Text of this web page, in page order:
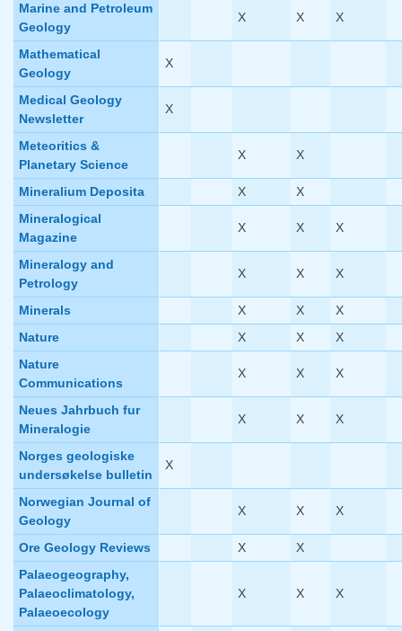
Marine and Petroleum
Geology
X X X
Mathematical
Geology
X
Medical Geology
Newsletter
X
Meteoritics &
Planetary Science
X X
Mineralium Deposita X
X
Mineralogical
Magazine
X X X
Mineralogy and
Petrology
X X X
Minerals X X
X
Nature
X X
X
Nature
Communications
X X X
Neues Jahrbuch fur
Mineralogie
X X X
Norges geologiske
undersøkelse bulletin
X
Norwegian Journal of
Geology
X X X
Ore Geology Reviews X
X
Palaeogeography,
Palaeoclimatology,
Palaeoecology
X X X